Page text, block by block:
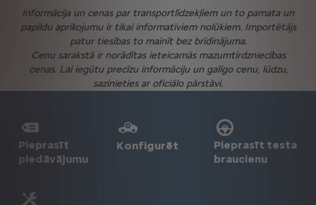
Informācija un cenas par transportlīdzekļiem un to pamata un
papildu aprīkojumu ir tikai informatīviem nolūkiem. Importētājs
patur tiesības to mainīt bez brīdinājuma.
Cenu sarakstā ir norādītas ieteicamās mazumtirdzniecības
cenas. Lai iegūtu precīzu informāciju un galīgo cenu, lūdzu,
sazinieties ar oficiālo pārstāvi.
Pieprasīt
piedāvājumu
Konfigurēt
Pieprasīt testa
braucienu